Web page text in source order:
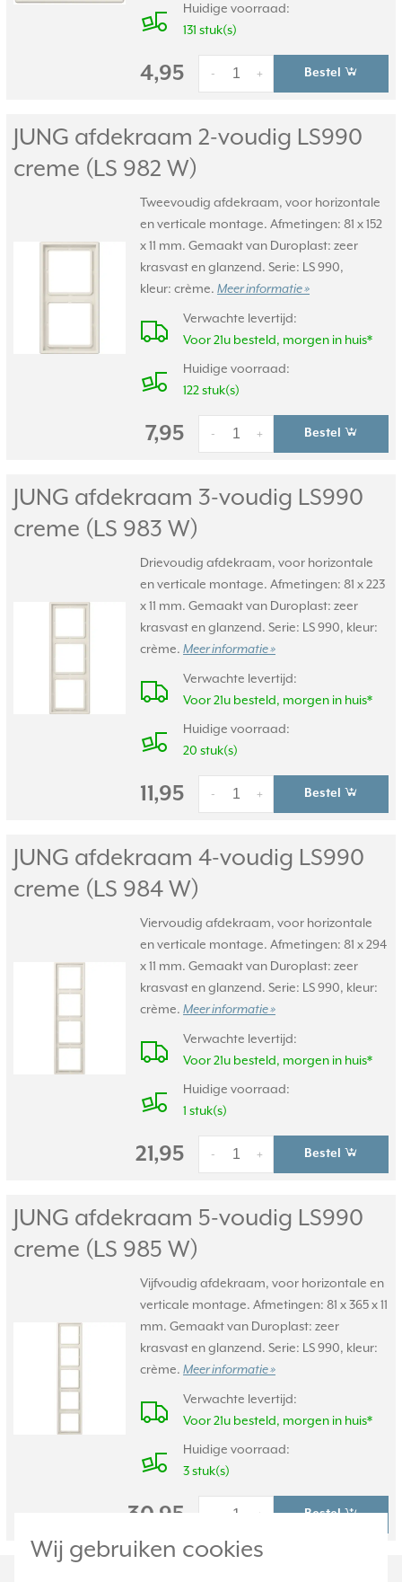
Wij gebruiken cookies
Huidige voorraad:
131 stuk(s)
4,95 +
- Bestel
JUNG afdekraam 2-voudig LS990
creme (LS 982 W)
Tweevoudig afdekraam, voor horizontale
en verticale montage. Afmetingen: 81 x 152
x 11 mm. Gemaakt van Duroplast: zeer
krasvast en glanzend. Serie: LS 990,
kleur: crème. Meer informatie »
Verwachte levertijd:
Voor 21u besteld, morgen in huis*
Huidige voorraad:
122 stuk(s)
7,95 +
- Bestel
JUNG afdekraam 3-voudig LS990
creme (LS 983 W)
Drievoudig afdekraam, voor horizontale
en verticale montage. Afmetingen: 81 x 223
x 11 mm. Gemaakt van Duroplast: zeer
krasvast en glanzend. Serie: LS 990, kleur:
crème. Meer informatie »
Verwachte levertijd:
Voor 21u besteld, morgen in huis*
Huidige voorraad:
20 stuk(s)
11,95 +
- Bestel
JUNG afdekraam 4-voudig LS990
creme (LS 984 W)
Viervoudig afdekraam, voor horizontale
en verticale montage. Afmetingen: 81 x 294
x 11 mm. Gemaakt van Duroplast: zeer
krasvast en glanzend. Serie: LS 990, kleur:
crème. Meer informatie »
Verwachte levertijd:
Voor 21u besteld, morgen in huis*
Huidige voorraad:
1 stuk(s)
21,95 +
- Bestel
JUNG afdekraam 5-voudig LS990
creme (LS 985 W)
Vijfvoudig afdekraam, voor horizontale en
verticale montage. Afmetingen: 81 x 365 x 11
mm. Gemaakt van Duroplast: zeer
krasvast en glanzend. Serie: LS 990, kleur:
crème. Meer informatie »
Verwachte levertijd:
Voor 21u besteld, morgen in huis*
Huidige voorraad:
3 stuk(s)
30,95 + Bestel